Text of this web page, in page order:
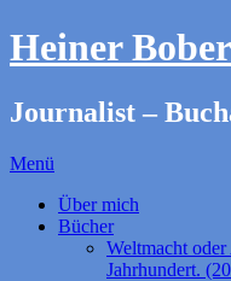
Heiner
Journalist –
Menü
Über mich
Bücher
Weltmacht
Jahrhundert.